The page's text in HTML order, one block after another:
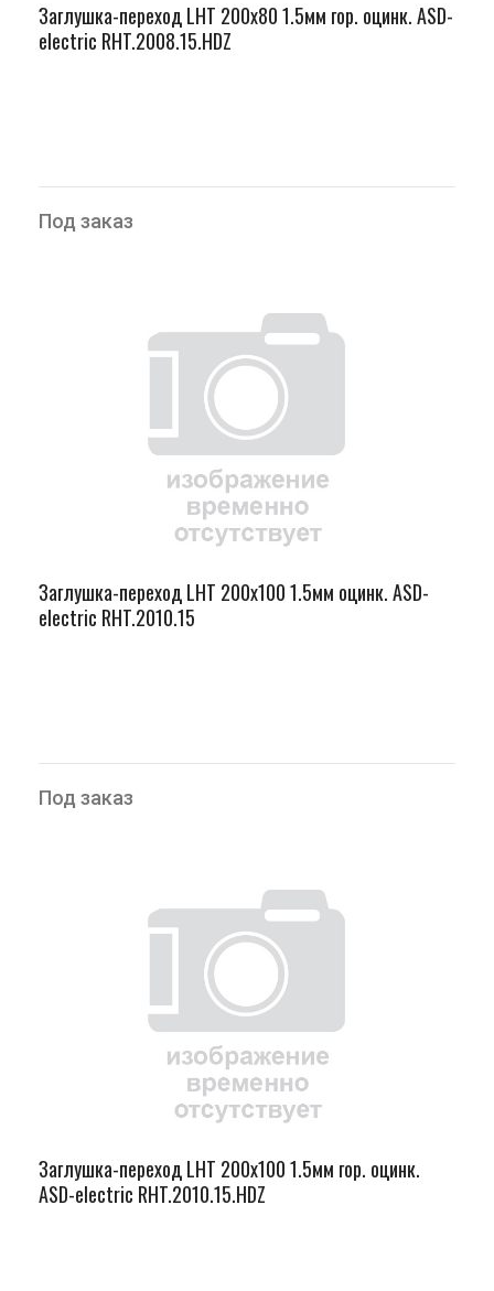
Заглушка-переход LHT 200х80 1.5мм гор. оцинк. ASD-
electric RHT.2008.15.HDZ
Под заказ
Заглушка-переход LHT 200х100 1.5мм оцинк. ASD-
electric RHT.2010.15
Под заказ
Заглушка-переход LHT 200х100 1.5мм гор. оцинк.
ASD-electric RHT.2010.15.HDZ